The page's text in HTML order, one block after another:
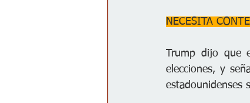
NECESITA
Trump dijo que
elecciones, y
estadounidenses